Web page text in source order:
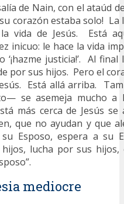
de Nain, con el ataúd
corazón estaba solo!
vida de Jesús. Está
inicuo: le hace la vida
justicia!’. Al
por sus hijos. Pero el
Está allá arriba.
se asemeja mucho a
más cerca de Jesús se
que no ayudan y que
Esposo, espera a su
lucha por sus
mediocre